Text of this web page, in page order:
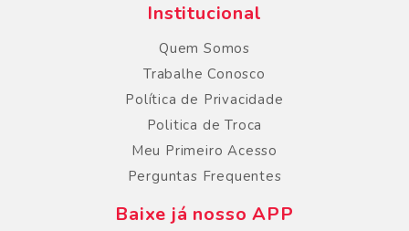
Institucional
Quem Somos
Trabalhe Conosco
Política de Privacidade
Politica de Troca
Meu Primeiro Acesso
Perguntas Frequentes
Baixe já nosso APP